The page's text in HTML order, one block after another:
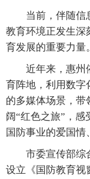
当前，伴随信息
教育环境正发生深
育发展的重要力量。
近年来，惠州依
育阵地，利用数字
的多媒体场景，带
阔“红色之旅”，
国防事业的爱国情
市委宣传部综合
设立《国防教育视